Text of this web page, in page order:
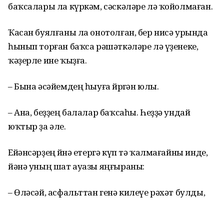
баҡсалары ла күркәм, сәскәләре лә ҡойолмаған.
Ҡасан буялғаны ла онотолған, бер нисә урында
һынып торған баҡса рәшәткәләре лә үҙенеке,
ҡәҙерле ине ҡыҙға.
– Бына әсәйемдең һыуға йөрөгән юлы.
– Ана, беҙҙең балалар баҡсаһы. Һеҙҙә ундай
юҡтыр ҙа әле.
Ейәнсәрҙең өйөнә етергә күп тә ҡалмағайны инде,
йәнә уның шат ауазы яңғыраны:
– Өләсәй, асфальттан генә килеүе рәхәт булды,